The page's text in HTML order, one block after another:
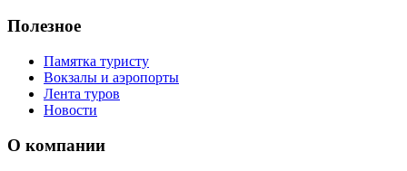
Полезное
Памятка туристу
Вокзалы и аэропорты
Лента туров
Новости
О компании